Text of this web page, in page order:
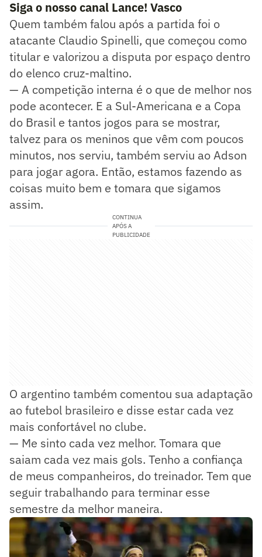
Siga o nosso canal Lance! Vasco
Quem também falou após a partida foi o
atacante Claudio Spinelli, que começou como
titular e valorizou a disputa por espaço dentro
do elenco cruz-maltino.
— A competição interna é o que de melhor nos
pode acontecer. E a Sul-Americana e a Copa
do Brasil e tantos jogos para se mostrar,
talvez para os meninos que vêm com poucos
minutos, nos serviu, também serviu ao Adson
para jogar agora. Então, estamos fazendo as
coisas muito bem e tomara que sigamos
assim.
CONTINUA
APÓS A
PUBLICIDADE
O argentino também comentou sua adaptação
ao futebol brasileiro e disse estar cada vez
mais confortável no clube.
— Me sinto cada vez melhor. Tomara que
saiam cada vez mais gols. Tenho a confiança
de meus companheiros, do treinador. Tem que
seguir trabalhando para terminar esse
semestre da melhor maneira.